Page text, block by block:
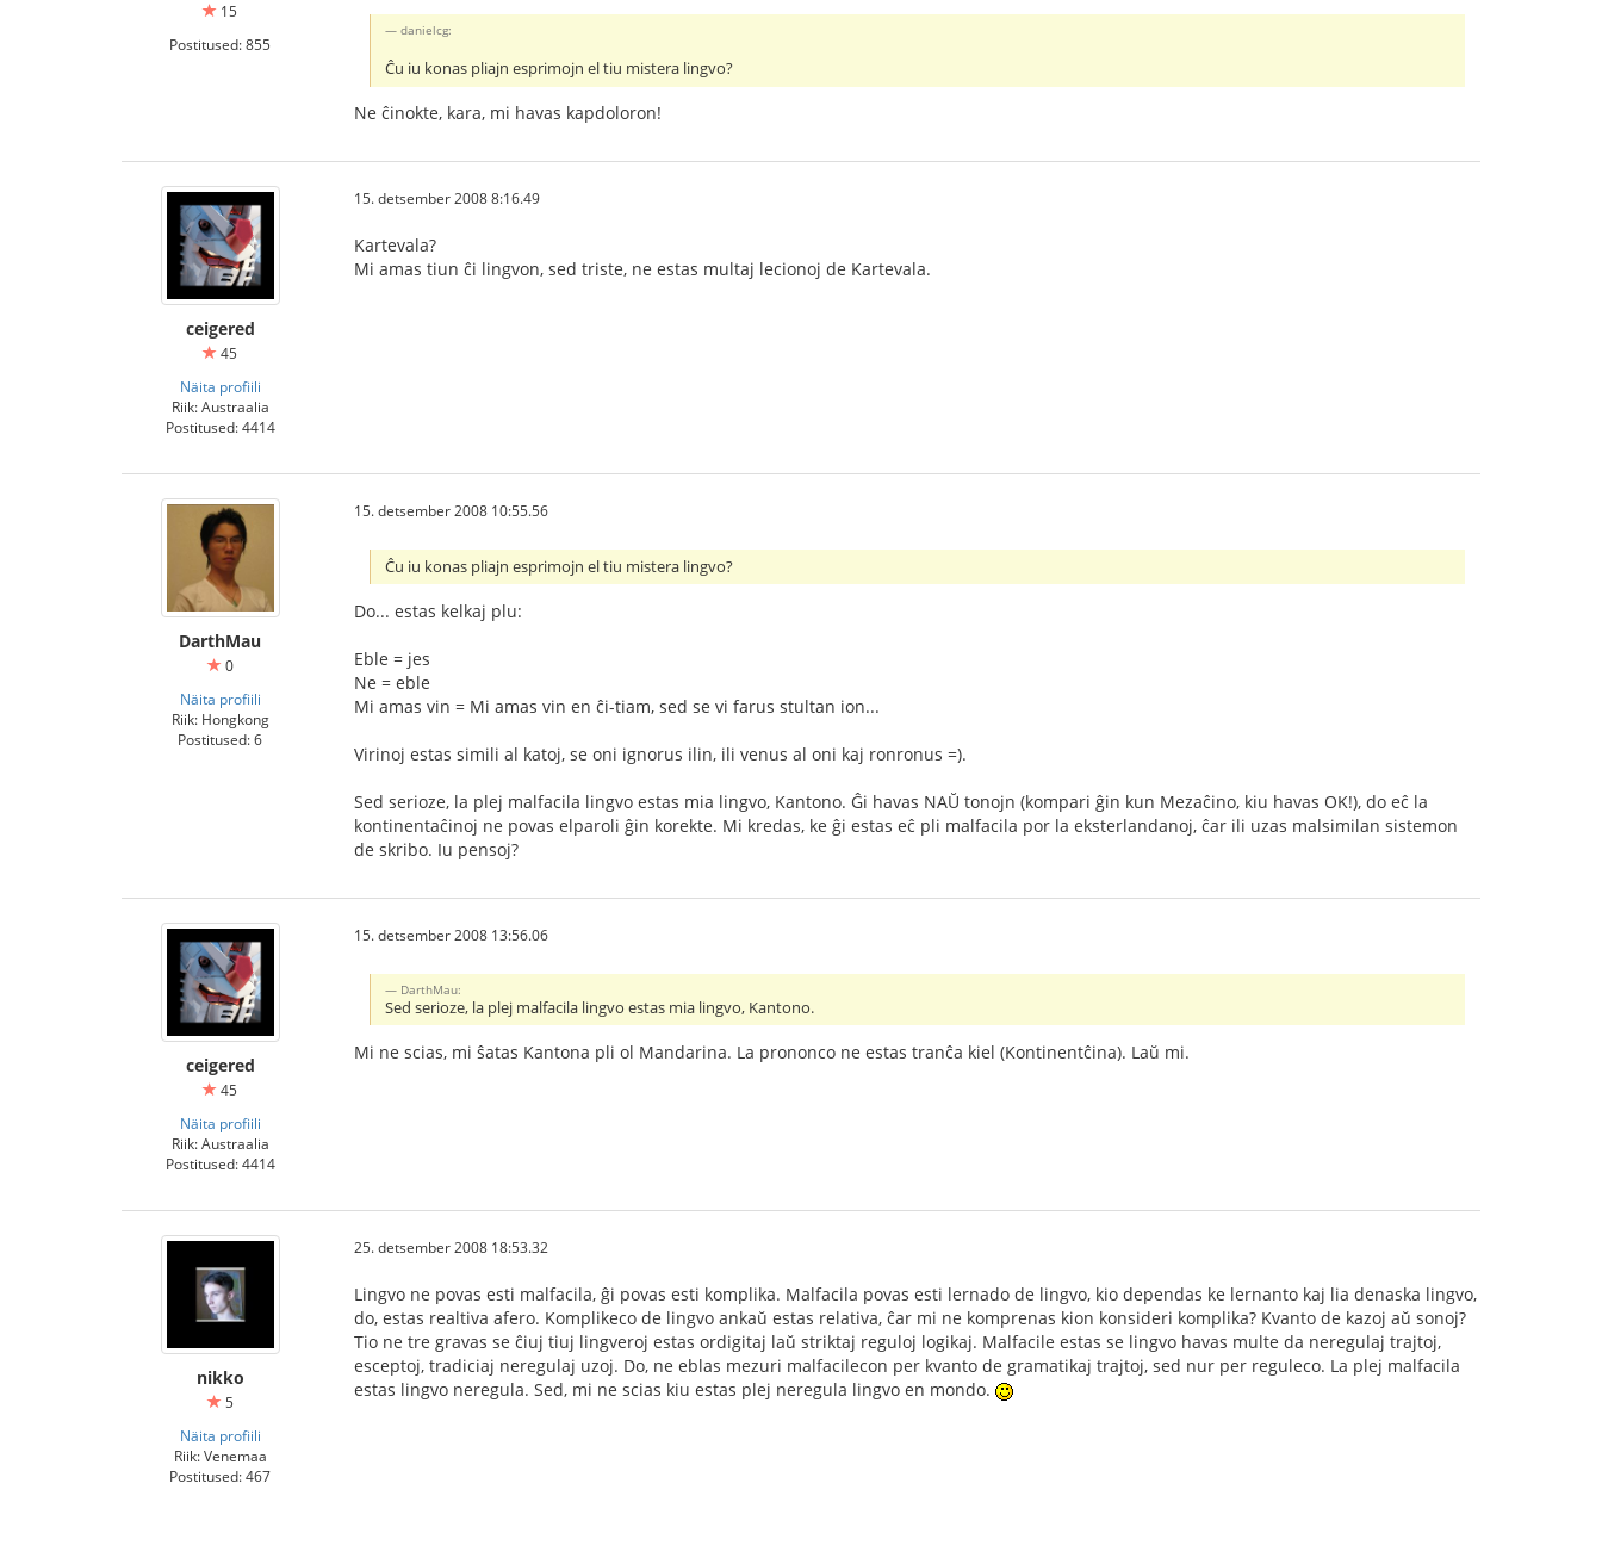
15
Postitused: 855
danielcg:
Ĉu iu konas pliajn esprimojn el tiu mistera lingvo?
Ne ĉinokte, kara, mi havas kapdoloron!
ceigered
45
Näita profiili
Riik: Austraalia
Postitused: 4414
15. detsember 2008 8:16.49
Kartevala?
Mi amas tiun ĉi lingvon, sed triste, ne estas multaj lecionoj de Kartevala.
DarthMau
0
Näita profiili
Riik: Hongkong
Postitused: 6
15. detsember 2008 10:55.56
Ĉu iu konas pliajn esprimojn el tiu mistera lingvo?
Do... estas kelkaj plu:
Eble = jes
Ne = eble
Mi amas vin = Mi amas vin en ĉi-tiam, sed se vi farus stultan ion...
Virinoj estas simili al katoj, se oni ignorus ilin, ili venus al oni kaj ronronus =).
Sed serioze, la plej malfacila lingvo estas mia lingvo, Kantono. Ĝi havas NAŬ tonojn (kompari ĝin kun Mezaĉino, kiu havas OK!), do eĉ la
kontinentaĉinoj ne povas elparoli ĝin korekte. Mi kredas, ke ĝi estas eĉ pli malfacila por la eksterlandanoj, ĉar ili uzas malsimilan sistemon
de skribo. Iu pensoj?
ceigered
45
Näita profiili
Riik: Austraalia
Postitused: 4414
15. detsember 2008 13:56.06
DarthMau:
Sed serioze, la plej malfacila lingvo estas mia lingvo, Kantono.
Mi ne scias, mi ŝatas Kantona pli ol Mandarina. La prononco ne estas tranĉa kiel (Kontinentĉina). Laŭ mi.
nikko
5
Näita profiili
Riik: Venemaa
Postitused: 467
25. detsember 2008 18:53.32
Lingvo ne povas esti malfacila, ĝi povas esti komplika. Malfacila povas esti lernado de lingvo, kio dependas ke lernanto kaj lia denaska lingvo,
do, estas realtiva afero. Komplikeco de lingvo ankaŭ estas relativa, ĉar mi ne komprenas kion konsideri komplika? Kvanto de kazoj aŭ sonoj?
Tio ne tre gravas se ĉiuj tiuj lingveroj estas ordigitaj laŭ striktaj reguloj logikaj. Malfacile estas se lingvo havas multe da neregulaj trajtoj,
esceptoj, tradiciaj neregulaj uzoj. Do, ne eblas mezuri malfacilecon per kvanto de gramatikaj trajtoj, sed nur per reguleco. La plej malfacila
estas lingvo neregula. Sed, mi ne scias kiu estas plej neregula lingvo en mondo.